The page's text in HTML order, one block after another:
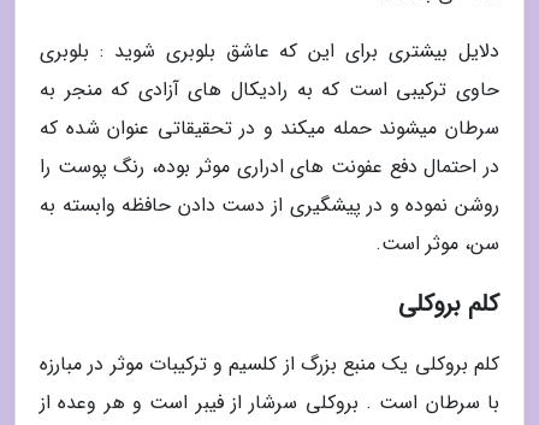
دلایل بیشتری برای این که عاشق بلوبری شوید : بلوبری
حاوی ترکیبی است که به رادیکال های آزادی که منجر به
سرطان میشوند حمله میکند و در تحقیقاتی عنوان شده که
در احتمال دفع عفونت های ادراری موثر بوده، رنگ پوست را
روشن نموده و در پیشگیری از دست دادن حافظه وابسته به
سن، موثر است.
کلم بروکلی
کلم بروکلی یک منبع بزرگ از کلسیم و ترکیبات موثر در مبارزه
با سرطان است . بروکلی سرشار از فیبر است و هر وعده از